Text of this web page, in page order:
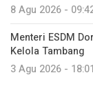
8 Agu 2026 -
Menteri ESDM
Kelola Tambang
3 Agu 2026 -